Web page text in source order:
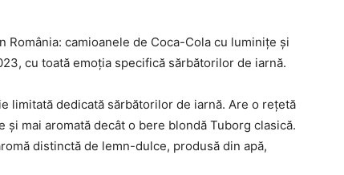
camioanele de Coca-Cola cu luminiţe şi
cu toată emoţia specifică sărbătorilor de iarnă.
limitată dedicată sărbătorilor de iarnă. Are o reţetă
mai aromată decât o bere blondă Tuborg clasică.
distinctă de lemn-dulce, produsă din apă,